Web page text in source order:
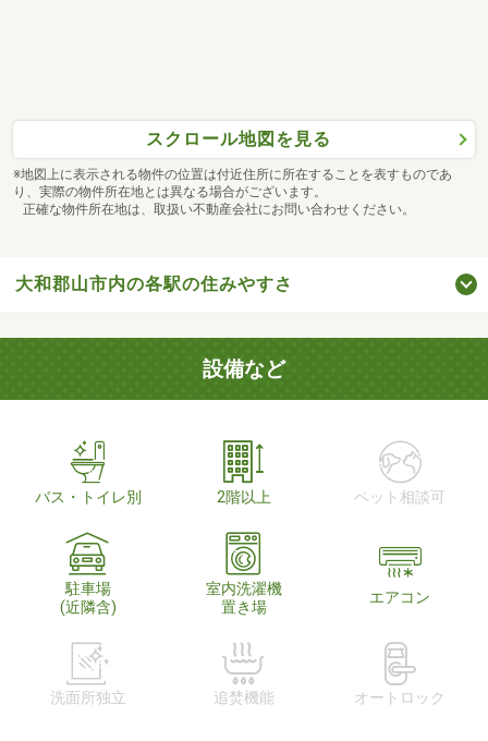
スクロール地図を見る
※地図上に表示される物件の位置は付近住所に所在することを表すものであ
り、実際の物件所在地とは異なる場合がございます。
正確な物件所在地は、取扱い不動産会社にお問い合わせください。
大和郡山市内の各駅の住みやすさ
設備など
バス・トイレ別 2階以上 ペット相談可
駐車場
(近隣含)
室内洗濯機
置き場
エアコン
洗面所独立 追焚機能 オートロック